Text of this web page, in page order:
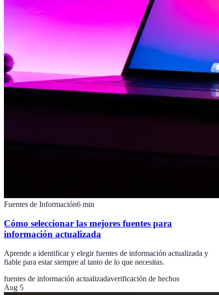
Fuentes de Información6 min
Cómo seleccionar las mejores fuentes para
información actualizada
Aprende a identificar y elegir fuentes de información actualizada y
fiable para estar siempre al tanto de lo que necesitas.
fuentes de información actualizadaverificación de hechos
Aug 5